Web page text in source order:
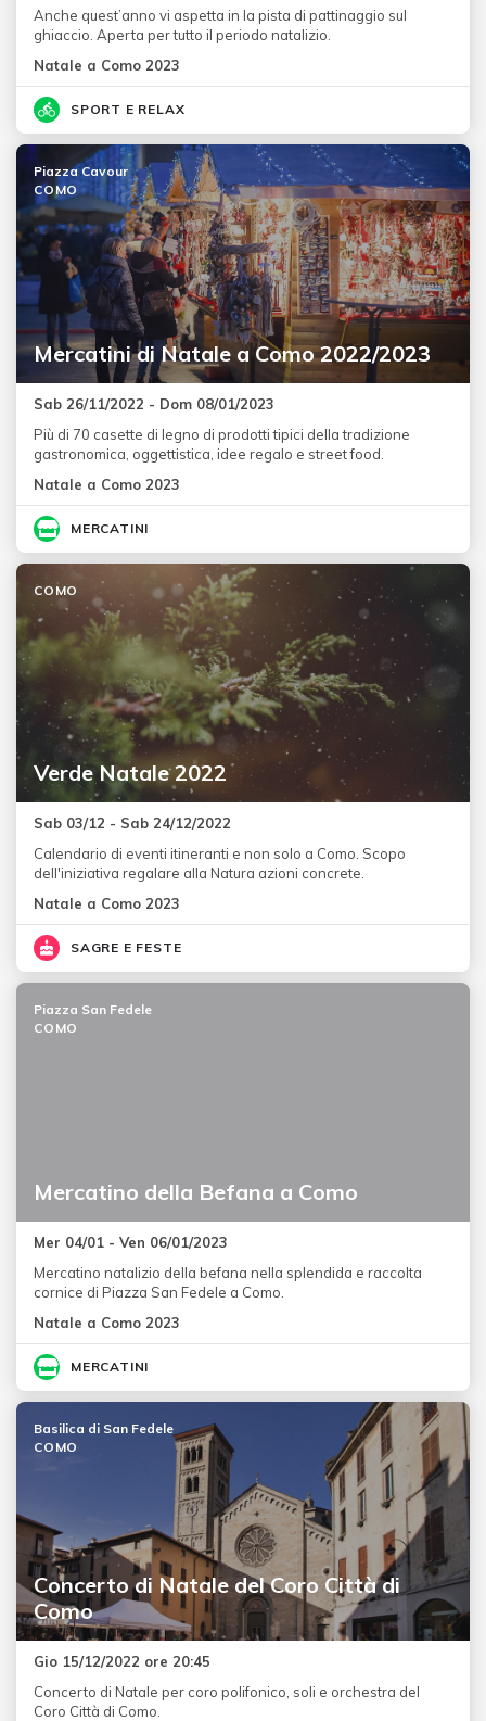
Anche quest’anno vi aspetta in la pista di pattinaggio sul
ghiaccio. Aperta per tutto il periodo natalizio.
Natale a Como 2023
SPORT E RELAX
Mercatini di Natale a Como 2022/2023
Piazza Cavour
COMO
Sab 26/11/2022 - Dom 08/01/2023
Più di 70 casette di legno di prodotti tipici della tradizione
gastronomica, oggettistica, idee regalo e street food.
Natale a Como 2023
MERCATINI
Verde Natale 2022
COMO
Sab 03/12 - Sab 24/12/2022
Calendario di eventi itineranti e non solo a Como. Scopo
dell'iniziativa regalare alla Natura azioni concrete.
Natale a Como 2023
SAGRE E FESTE
Mercatino della Befana a Como
Piazza San Fedele
COMO
Mer 04/01 - Ven 06/01/2023
Mercatino natalizio della befana nella splendida e raccolta
cornice di Piazza San Fedele a Como.
Natale a Como 2023
MERCATINI
Concerto di Natale del Coro Città di
Como
Basilica di San Fedele
COMO
Gio 15/12/2022 ore 20:45
Concerto di Natale per coro polifonico, soli e orchestra del
Coro Città di Como.